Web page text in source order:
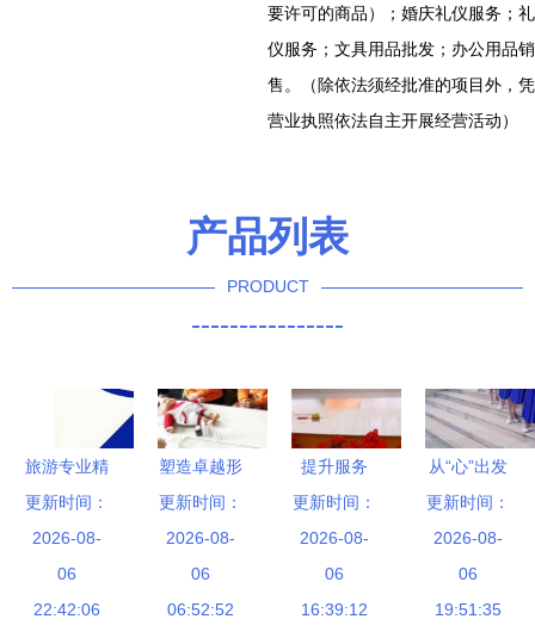
要许可的商品）；婚庆礼仪服务；礼
仪服务；文具用品批发；办公用品销
售。（除依法须经批准的项目外，凭
营业执照依法自主开展经营活动）
产品列表
PRODUCT
----------------
旅游专业精
品实训教材
旅游服务礼
仪实训教程
的实践性与
更新时间：
2026-08-
06
22:42:06
塑造卓越形
象——娘子
军企业文化
与礼仪课程
开课在即
更新时间：
2026-08-
06
06:52:52
提升服务
礼仪先行
医护服务质
量提升礼仪
培训的重要
更新时间：
2026-08-
06
16:39:12
从“心”出发
礼仪服务的
灵魂在于真
诚
更新时间：
2026-08-
06
19:51:35